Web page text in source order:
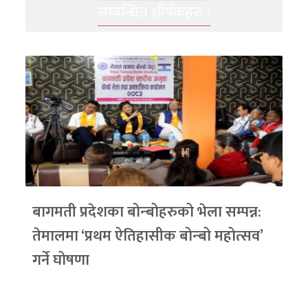
बागमती प्रदेशका बोन्बोहरुको भेला सम्पन्न:
तेमालमा ‘प्रथम ऐतिहासीक बोन्बो महोत्सव’
गर्ने घोषणा